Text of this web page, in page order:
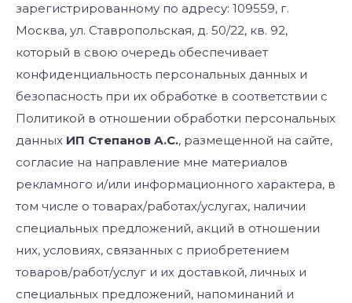
зарегистрированному по адресу: 109559, г.
Москва, ул. Ставропольская, д. 50/22, кв. 92,
который в свою очередь обеспечивает
конфиденциальность персональных данных и
безопасность при их обработке в соответствии с
Политикой в отношении обработки персональных
данных ИП Степанов А.С., размещенной на сайте,
согласие на направление мне материалов
рекламного и/или информационного характера, в
том числе о товарах/работах/услугах, наличии
специальных предложений, акций в отношении
них, условиях, связанных с приобретением
товаров/работ/услуг и их доставкой, личных и
специальных предложений, напоминаний и